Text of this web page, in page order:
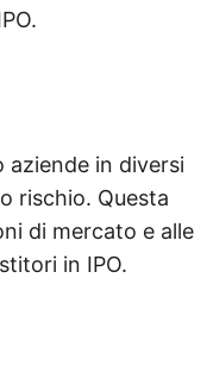
aziende in diversi
rischio. Questa
di mercato e alle
in IPO.